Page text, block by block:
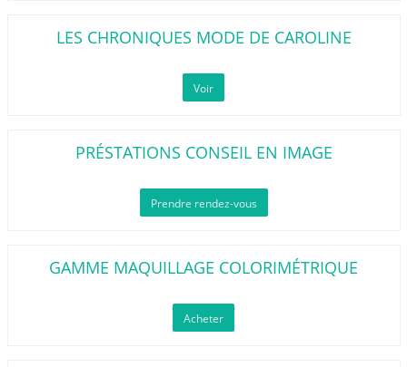
LES CHRONIQUES MODE DE CAROLINE
Voir
PRÉSTATIONS CONSEIL EN IMAGE
Prendre rendez-vous
GAMME MAQUILLAGE COLORIMÉTRIQUE
Acheter